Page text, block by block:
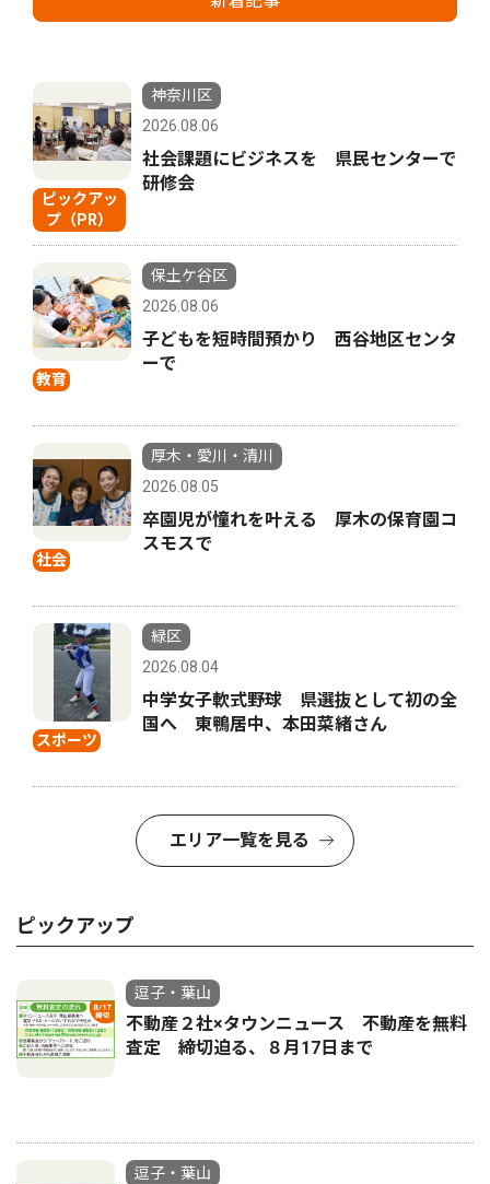
ピックアッ
プ（PR）
神奈川区
2026.08.06
社会課題にビジネスを 県民センターで
研修会
教育
保土ケ谷区
2026.08.06
子どもを短時間預かり 西谷地区センタ
ーで
社会
厚木・愛川・清川
2026.08.05
卒園児が憧れを叶える 厚木の保育園コ
スモスで
スポーツ
緑区
2026.08.04
中学女子軟式野球 県選抜として初の全
国へ 東鴨居中、本田菜緒さん
エリア一覧を見る
ピックアップ
逗子・葉山
不動産２社×タウンニュース 不動産を無料
査定 締切迫る、８月17日まで
逗子・葉山